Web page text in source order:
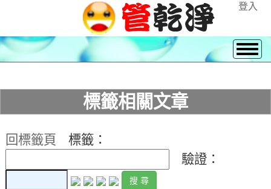
登入
標籤相關文章
回標籤頁
標籤：
驗證：